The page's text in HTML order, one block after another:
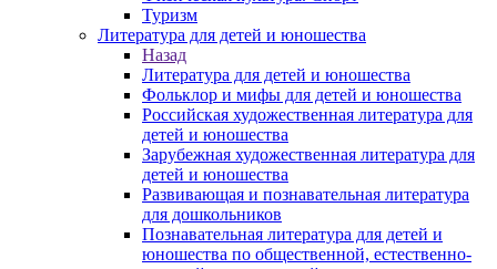
Туризм
Литература для детей и юношества
Назад
Литература для детей и юношества
Фольклор и мифы для детей и юношества
Российская художественная литература для
детей и юношества
Зарубежная художественная литература для
детей и юношества
Развивающая и познавательная литература
для дошкольников
Познавательная литература для детей и
юношества по общественной, естественно-